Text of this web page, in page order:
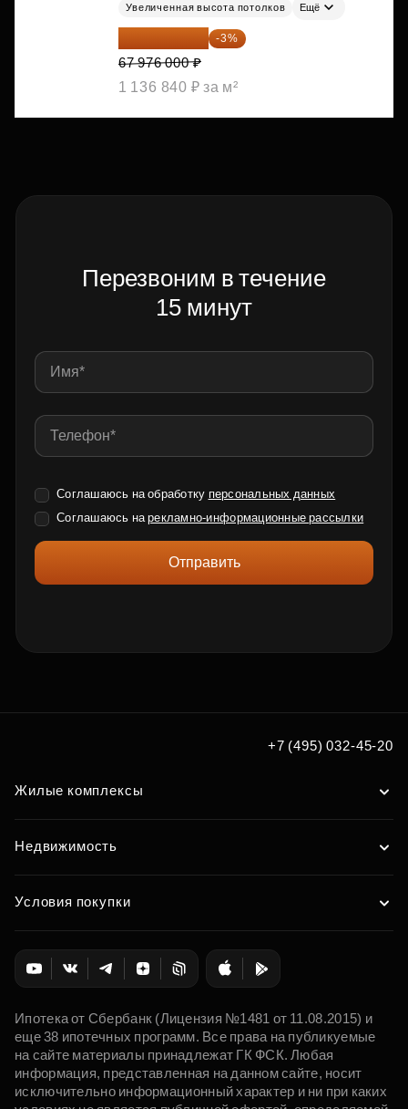
Увеличенная высота потолков Ещё
65 936 720 ₽ -3%
67 976 000 ₽
1 136 840 ₽ за м²
Перезвоним в течение
15 минут
Соглашаюсь на обработку персональных данных
Соглашаюсь нарекламно-информационные рассылки
Отправить
+7 (495) 032-45-20
Жилые комплексы
Недвижимость
Условия покупки
Ипотека от Сбербанк (Лицензия №1481 от 11.08.2015) и
еще 38 ипотечных программ. Все права на публикуемые
на сайте материалы принадлежат ГК ФСК. Любая
информация, представленная на данном сайте, носит
исключительно информационный характер и ни при каких